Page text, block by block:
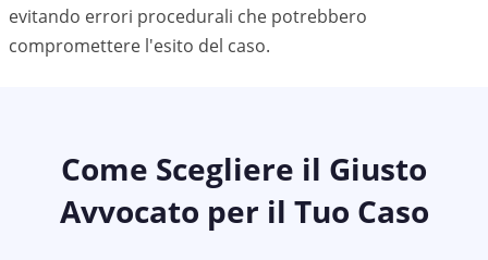
evitando errori procedurali che potrebbero
compromettere l'esito del caso.
Come Scegliere il Giusto
Avvocato per il Tuo Caso